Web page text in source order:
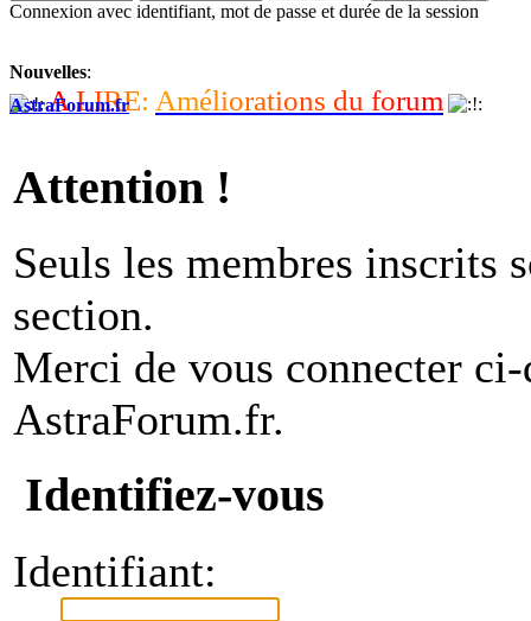
Connexion avec identifiant, mot de passe et durée de la session
Nouvelles:
A LIRE: Améliorations du forum
AstraForum.fr
Attention !
Seuls les membres inscrits
section.
Merci de vous connecter
AstraForum.fr.
Identifiez-vous
Identifiant: